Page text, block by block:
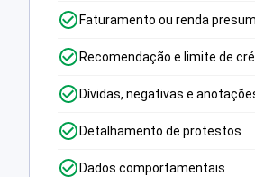
Faturamento ou renda
Recomendação e limite de
Dívidas, negativas e
Detalhamento de protestos
Dados comportamentais